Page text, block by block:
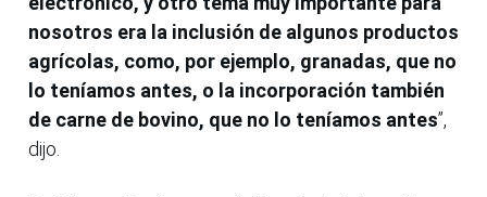
nosotros era la inclusión de algunos productos
agrícolas, como, por ejemplo, granadas, que no
lo teníamos antes, o la incorporación también
de carne de bovino, que no lo teníamos antes”,
dijo.